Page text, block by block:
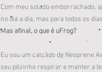
Com meu solado emborrachado,
no dia a dia, mas para todos os
Mas afinal, o que é uFrog?
Eu sou um calçado de Neoprene
seu pézinho respirar e manter a